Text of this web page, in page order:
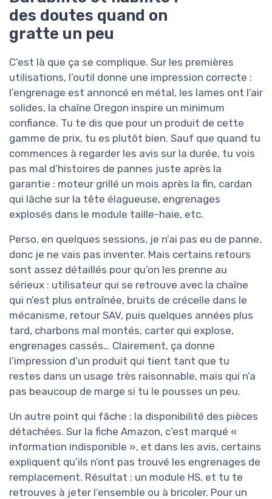
des doutes quand on
gratte un peu
C’est là que ça se complique. Sur les premières
utilisations, l’outil donne une impression correcte :
l’engrenage est annoncé en métal, les lames ont l’air
solides, la chaîne Oregon inspire un minimum
confiance. Tu te dis que pour un produit de cette
gamme de prix, tu es plutôt bien. Sauf que quand tu
commences à regarder les avis sur la durée, tu vois
pas mal d’histoires de pannes juste après la
garantie : moteur grillé un mois après la fin, cardan
qui lâche sur la tête élagueuse, engrenages
explosés dans le module taille-haie, etc.
Perso, en quelques sessions, je n’ai pas eu de panne,
donc je ne vais pas inventer. Mais certains retours
sont assez détaillés pour qu’on les prenne au
sérieux : utilisateur qui se retrouve avec la chaîne
qui n’est plus entraînée, bruits de crécelle dans le
mécanisme, retour SAV, puis quelques années plus
tard, charbons mal montés, carter qui explose,
engrenages cassés… Clairement, ça donne
l’impression d’un produit qui tient tant que tu
restes dans un usage très raisonnable, mais qui n’a
pas beaucoup de marge si tu le pousses un peu.
Un autre point qui fâche : la disponibilité des pièces
détachées. Sur la fiche Amazon, c’est marqué «
information indisponible », et dans les avis, certains
expliquent qu’ils n’ont pas trouvé les engrenages de
remplacement. Résultat : un module HS, et tu te
retrouves à jeter l’ensemble ou à bricoler. Pour un